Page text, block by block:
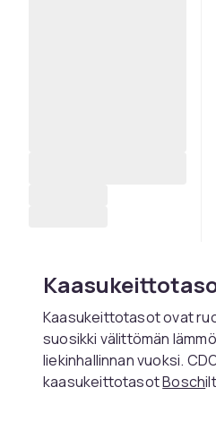
Kaasukeittotasot ovat
suosikki välittömän
liekinhallinnan vuoksi.
kaasukeittotasotBosch